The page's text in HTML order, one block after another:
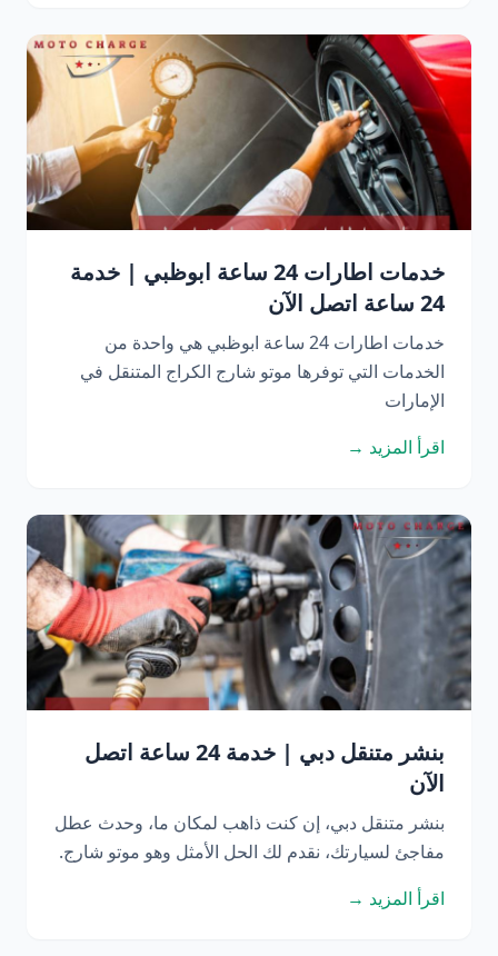
خدمات اطارات 24 ساعة ابوظبي | خدمة
24 ساعة اتصل الآن
خدمات اطارات 24 ساعة ابوظبي هي واحدة من
الخدمات التي توفرها موتو شارج الكراج المتنقل في
الإمارات
اقرأ المزيد →
بنشر متنقل دبي | خدمة 24 ساعة اتصل
الآن
بنشر متنقل دبي، إن كنت ذاهب لمكان ما، وحدث عطل
مفاجئ لسيارتك، نقدم لك الحل الأمثل وهو موتو شارج.
اقرأ المزيد →